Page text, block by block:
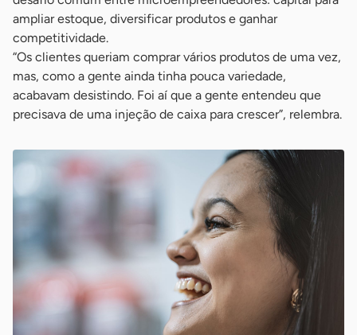
ampliar estoque, diversificar produtos e ganhar
competitividade.
“Os clientes queriam comprar vários produtos de uma vez,
mas, como a gente ainda tinha pouca variedade,
acabavam desistindo. Foi aí que a gente entendeu que
precisava de uma injeção de caixa para crescer”, relembra.